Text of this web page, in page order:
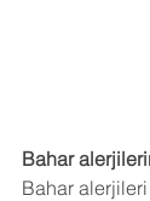
Bahar
Bahar